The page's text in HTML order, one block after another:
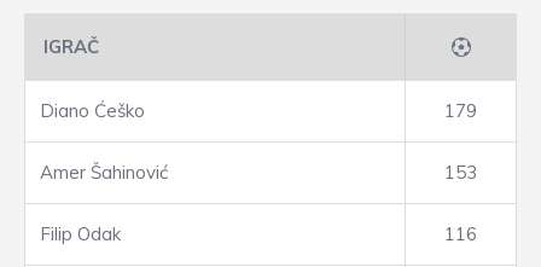
IGRAČ
Diano Ćeško 179
Amer Šahinović 153
Filip Odak 116